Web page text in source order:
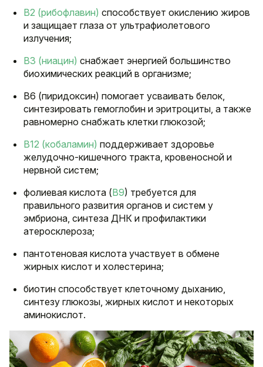
В2 (рибофлавин) способствует окислению жиров
и защищает глаза от ультрафиолетового
излучения;
В3 (ниацин) снабжает энергией большинство
биохимических реакций в организме;
В6 (пиридоксин) помогает усваивать белок,
синтезировать гемоглобин и эритроциты, а также
равномерно снабжать клетки глюкозой;
В12 (кобаламин) поддерживает здоровье
желудочно-кишечного тракта, кровеносной и
нервной систем;
фолиевая кислота (В9) требуется для
правильного развития органов и систем у
эмбриона, синтеза ДНК и профилактики
атеросклероза;
пантотеновая кислота участвует в обмене
жирных кислот и холестерина;
биотин способствует клеточному дыханию,
синтезу глюкозы, жирных кислот и некоторых
аминокислот.